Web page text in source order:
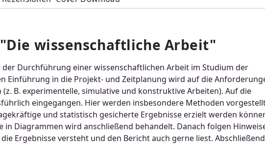
wissenschaftliche Arbeit"
der Durchführung einer wissenschaftlichen Arbeit im Studium der
Einführung in die Projekt- und Zeitplanung wird auf die
B. experimentelle, simulative und konstruktive Arbeiten). Auf die
eingegangen. Hier werden insbesondere Methoden
und statistisch gesicherte Ergebnisse erzielt werden
in Diagrammen wird anschließend behandelt. Danach folgen
Ergebnisse versteht und den Bericht auch gerne liest. Abschließend